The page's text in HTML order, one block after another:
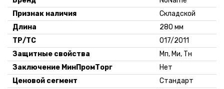
Признак наличия
Складской
Длина
280 мм
ТР/ТС
017/2011
Защитные свойства
Мп, Ми, Тн
Заключение МинПромТорг
Нет
Ценовой сегмент
Стандарт